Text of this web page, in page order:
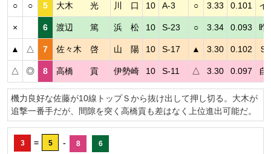
○ ○ 5 大木 光 川 口 10 A-3 ○ 3.33 0.101 イ
× 6 渡辺 篤 浜 松 10 S-23 ○ 3.34 0.093 昨
▲ △ 7 佐々木 啓 山 陽 10 S-17 ▲ 3.30 0.102 Ｓ
△ ◎ 8 高橋 貢 伊勢崎 10 S-11 △ 3.30 0.097 自
機力良好な佐藤が10線トップＳから抜け出して押し切る。大木が
追撃一番手だが、間隙を突く高橋貢も差はなく上位進出可能だ。
3 = 5 - 8 6